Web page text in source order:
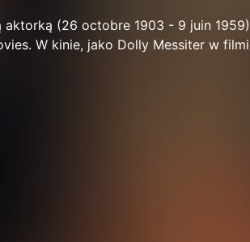
(26 octobre 1903 - 9 juin
W kinie, jako Dolly Messiter w